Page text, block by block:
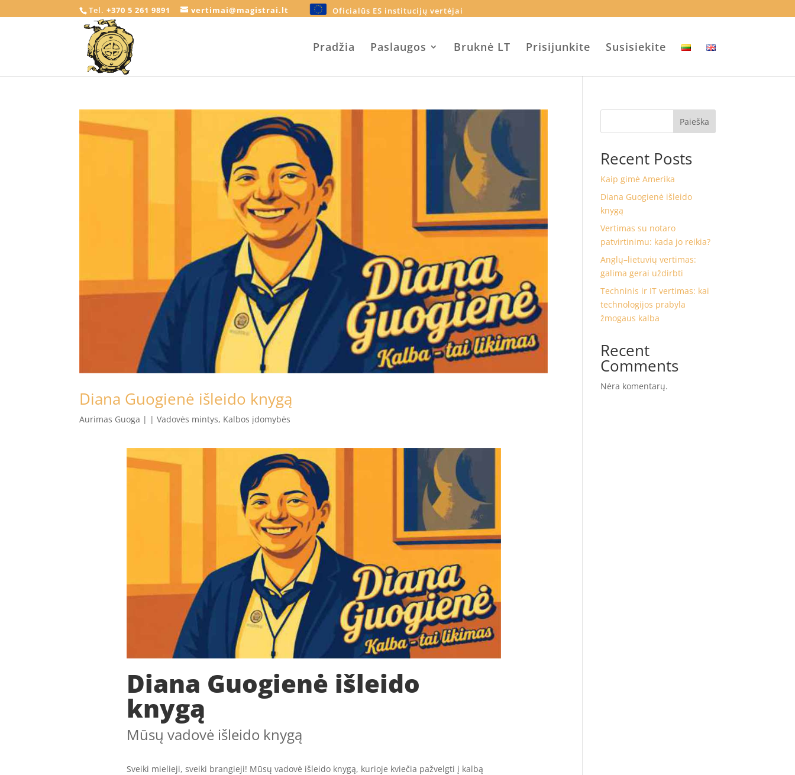
Tel.+370 5 261 9891 vertimai@magistrai.lt Oficialūs ES institucijų vertėjai
Pradžia Paslaugos Bruknė LT Prisijunkite Susisiekite
Diana Guogienė išleido knygą
Aurimas Guoga | |Vadovės mintys, Kalbos įdomybės
Diana Guogienė išleido
knygą
Mūsų vadovė išleido knygą
Sveiki mielieji, sveiki brangieji! Mūsų vadovė išleido knygą, kurioje kviečia pažvelgti į kalbą
Paieška
Recent Posts
Kaip gimė Amerika
Diana Guogienė išleido
knygą
Vertimas su notaro
patvirtinimu: kada jo reikia?
Anglų–lietuvių vertimas:
galima gerai uždirbti
Techninis ir IT vertimas: kai
technologijos prabyla
žmogaus kalba
Recent
Comments
Nėra komentarų.